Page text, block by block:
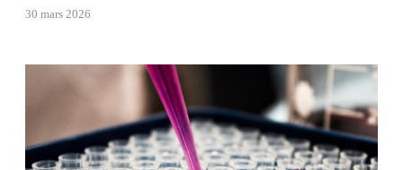
30 mars 2026